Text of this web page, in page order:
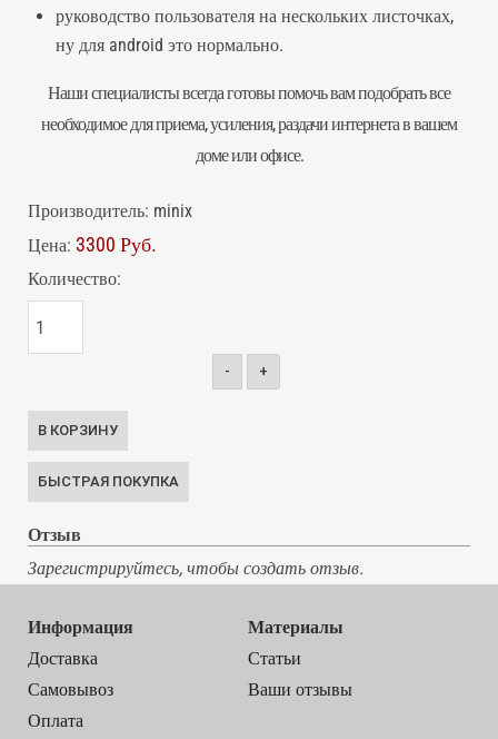
руководство пользователя на нескольких листочках,
ну для android это нормально.
Наши специалисты всегда готовы помочь вам подобрать все
необходимое для приема, усиления, раздачи интернета в вашем
доме или офисе.
Производитель: minix
Цена: 3300 Руб.
Количество:
- +
Отзыв
Зарегистрируйтесь, чтобы создать отзыв.
Информация
Доставка
Самовывоз
Оплата
Материалы
Статьи
Ваши отзывы